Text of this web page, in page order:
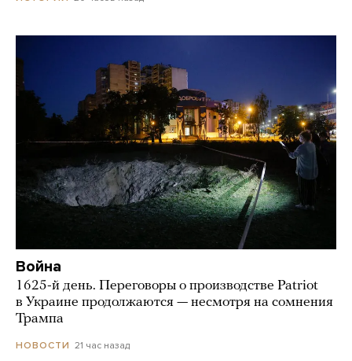
Война
1625-й день. Переговоры о производстве Patriot
в Украине продолжаются — несмотря на сомнения
Трампа
НОВОСТИ 21 час назад